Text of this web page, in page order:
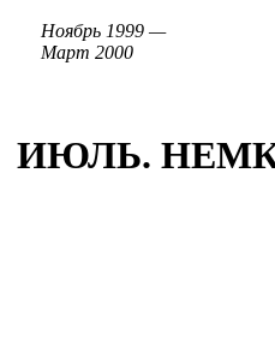
Ноябрь 1999 —
Март 2000
ИЮЛЬ.